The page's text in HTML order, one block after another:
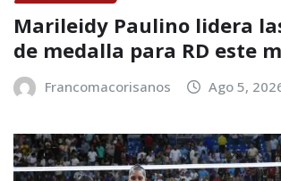
Marileidy Paulino lidera
de medalla para RD este
Francomacorisanos Ago 5,